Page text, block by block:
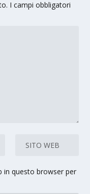
I campi obbligatori
in questo browser per